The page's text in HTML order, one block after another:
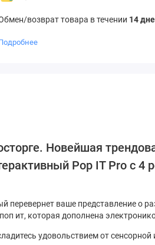
возврат товара в течении 14
Новейшая
Pop IT Pro с 4
ваше представление о
ит, которая дополнена
удовольствием от